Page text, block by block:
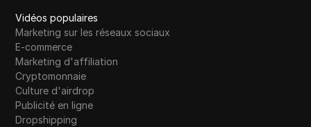
Vidéos populaires
Marketing sur les réseaux sociaux
E-commerce
Marketing d'affiliation
Cryptomonnaie
Culture d'airdrop
Publicité en ligne
Dropshipping